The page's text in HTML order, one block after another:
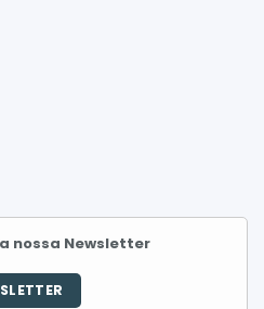
nossa Newsletter